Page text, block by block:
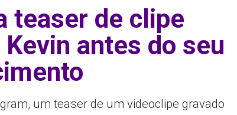
teaser de clipe
antes do seu
um teaser de um videoclipe gravado